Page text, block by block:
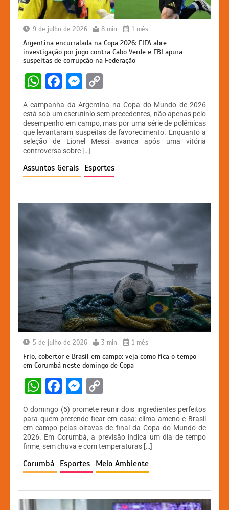
9 de julho de 2026 8 min 1 mês
Argentina encurralada na Copa 2026: FIFA abre
investigação por jogo contra Cabo Verde e FBI apura
suspeitas de corrupção na Federação
W
at
s
A
p
p
F
a
c
e
b
o
o
k
M
s
s
e
n
g
er
p
y
Li
n
k
A campanha da Argentina na Copa do Mundo de 2026
está sob um escrutínio sem precedentes, não apenas pelo
desempenho em campo, mas por uma série de polêmicas
que levantaram suspeitas de favorecimento. Enquanto a
seleção de Lionel Messi avança após uma vitória
controversa sobre […]
Assuntos Gerais Esportes
5 de julho de 2026 3 min 1 mês
Frio, cobertor e Brasil em campo: veja como fica o tempo
em Corumbá neste domingo de Copa
W
h
at
s
A
p
F
a
c
e
b
o
k
M
s
s
e
n
er
p
y
Li
n
O domingo (5) promete reunir dois ingredientes perfeitos
para quem pretende ficar em casa: clima ameno e Brasil
em campo pelas oitavas de final da Copa do Mundo de
2026. Em Corumbá, a previsão indica um dia de tempo
firme, sem chuva e com temperaturas […]
Corumbá Esportes Meio Ambiente